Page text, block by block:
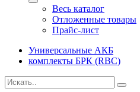
Весь каталог
Отложенные товары
Прайс-лист
Универсальные АКБ
комплекты БРК (RBC)